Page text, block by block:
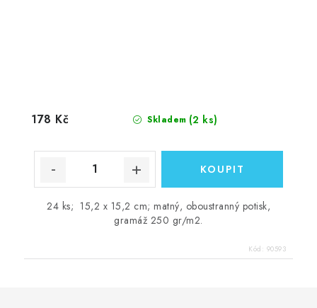
Skladem (2 ks)
178 Kč
24 ks; 15,2 x 15,2 cm; matný, oboustranný potisk,
gramáž 250 gr/m2.
Kód: 90593